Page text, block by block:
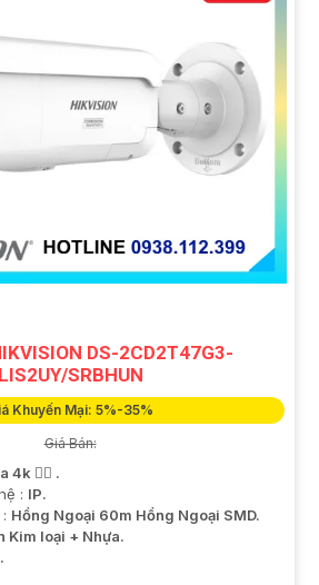
DS-2CD2T47G3-
LIS2UY/SRBHUN
Khuyến Mại: 5%-35%
Giá Bán:
4k 👍🏾 .
: IP.
Hồng Ngoại 60m Hồng Ngoại SMD.
Kim loại + Nhựa.